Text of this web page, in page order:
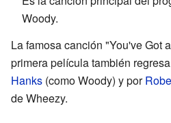
Woody.
La famosa canción "You've Got
primera película también
Hanks (como Woody) y por
de Wheezy.